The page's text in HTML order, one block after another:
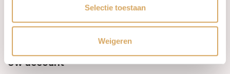
Selectie toestaan
Weigeren
Leveringsvoorwaarden
Privacy Policy
Uw account